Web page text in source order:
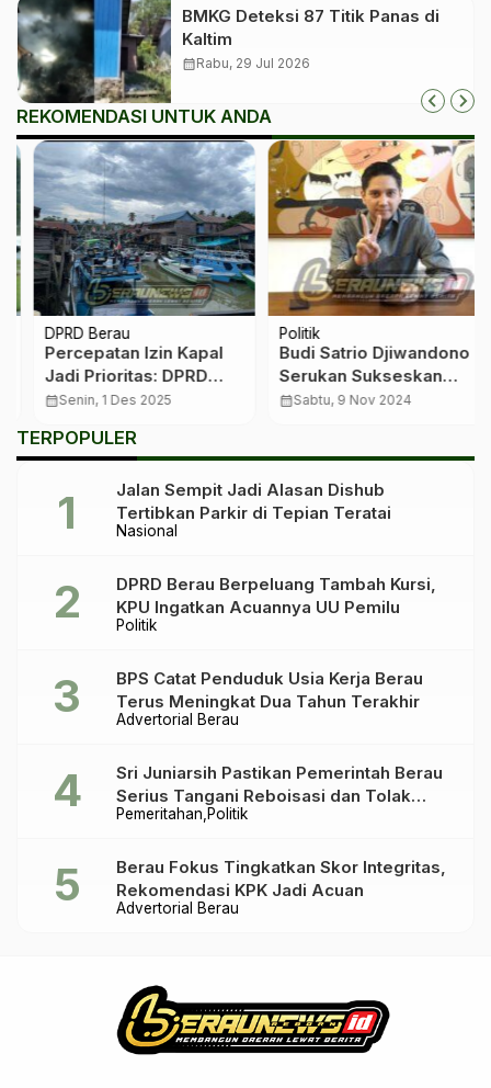
BMKG Deteksi 87 Titik Panas di
Kaltim
calendar_monthRabu, 29 Jul 2026
REKOMENDASI UNTUK ANDA
DPRD Berau
Percepatan Izin Kapal
Jadi Prioritas: DPRD
Berau Minta Pemerintah
Perizinan Ramah
Nelayan
Senin, 1 Des 2025
Politik
Budi Satrio Djiwandono
Serukan Sukseskan
Pilkada Berau, Dukung
Sabtu, 9 Nov 2024
TERPOPULER
Nasional
Jalan Sempit Jadi Alasan Dishub
Tertibkan Parkir di Tepian Teratai
Politik
DPRD Berau Berpeluang Tambah Kursi,
KPU Ingatkan Acuannya UU Pemilu
Advertorial Berau
BPS Catat Penduduk Usia Kerja Berau
Terus Meningkat Dua Tahun Terakhir
Pemeritahan Politik
Sri Juniarsih Pastikan Pemerintah Berau
Serius Tangani Reboisasi dan Tolak
Praktik Ilegal
Advertorial Berau
Berau Fokus Tingkatkan Skor Integritas,
Rekomendasi KPK Jadi Acuan